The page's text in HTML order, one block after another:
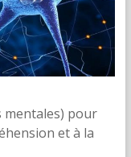
pour
et à la